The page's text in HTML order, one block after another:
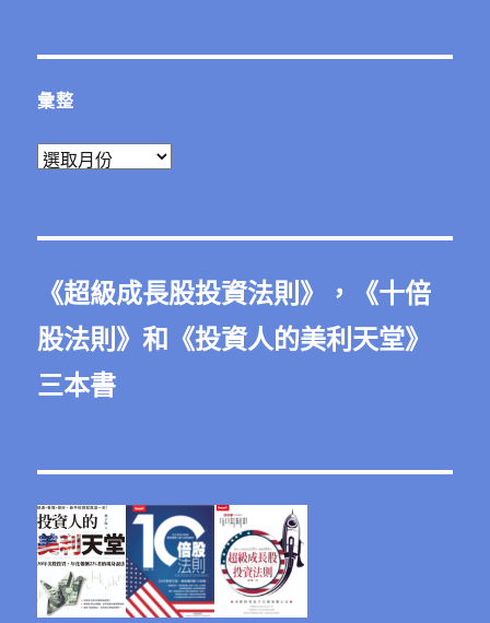
彙整
彙
《超級成長股投資法則 》，《十倍
股法則 》和《投資人的美利天堂》
三本書